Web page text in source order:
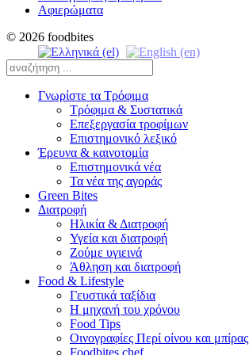
Αφιερώματα
© 2026 foodbites
Γνωρίστε τα Τρόφιμα
Τρόφιμα & Συστατικά
Επεξεργασία τροφίμων
Επιστημονικό λεξικό
Έρευνα & καινοτομία
Επιστημονικά νέα
Τα νέα της αγοράς
Green Bites
Διατροφή
Ηλικία & Διατροφή
Υγεία και διατροφή
Ζούμε υγιεινά
Άθληση και διατροφή
Food & Lifestyle
Γευστικά ταξίδια
Η μηχανή του χρόνου
Food Tips
Οινογραφίες Περί οίνου και μπίρας